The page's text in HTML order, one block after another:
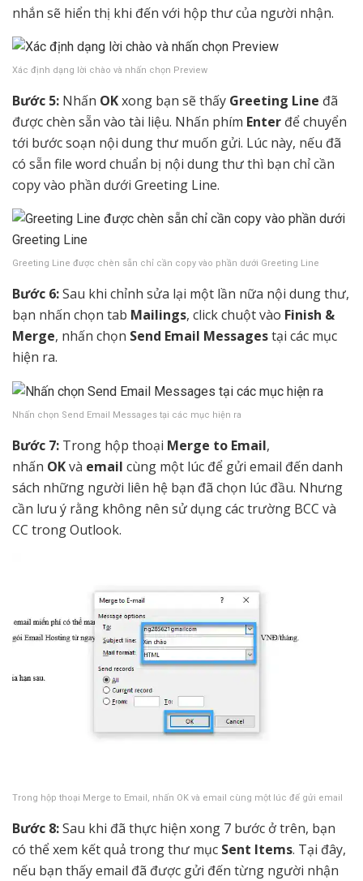
nhắn sẽ hiển thị khi đến với hộp thư của người nhận.
Xác định dạng lời chào và nhấn chọn Preview
Bước 5: Nhấn OKxong bạn sẽ thấy Greeting Line đã
được chèn sẵn vào tài liệu. Nhấn phím Enter để chuyển
tới bước soạn nội dung thư muốn gửi. Lúc này, nếu đã
có sẵn file word chuẩn bị nội dung thư thì bạn chỉ cần
copy vào phần dưới Greeting Line.
Greeting Line được chèn sẵn chỉ cần copy vào phần dưới Greeting Line
Bước 6:Sau khi chỉnh sửa lại một lần nữa nội dung thư,
bạn nhấn chọn tab Mailings, click chuột vào Finish &
Merge, nhấn chọn Send Email Messagestại các mục
hiện ra.
Nhấn chọn Send Email Messages tại các mục hiện ra
Bước 7: Trong hộp thoại Merge to Email,
nhấn OKvà email cùng một lúc để gửi email đến danh
sách những người liên hệ bạn đã chọn lúc đầu. Nhưng
cần lưu ý rằng không nên sử dụng các trường BCC và
CC trong Outlook.
Trong hộp thoại Merge to Email, nhấn OK và email cùng một lúc để gửi email
Bước 8:Sau khi đã thực hiện xong 7 bước ở trên, bạn
có thể xem kết quả trong thư mục Sent Items. Tại đây,
nếu bạn thấy email đã được gửi đến từng người nhận